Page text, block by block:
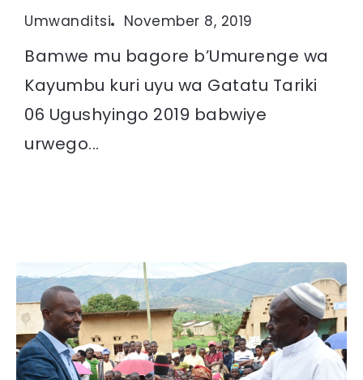
Umwanditsi November 8, 2019
Bamwe mu bagore b’Umurenge wa
Kayumbu kuri uyu wa Gatatu Tariki
06 Ugushyingo 2019 babwiye
urwego...